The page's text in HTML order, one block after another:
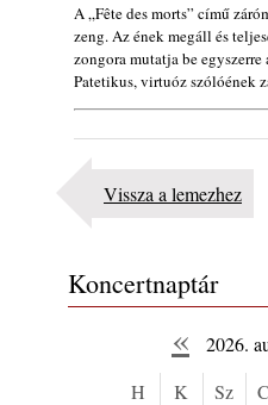
A „Fête des morts” című
zeng. Az ének megáll és
zongora mutatja be egyszerre
Patetikus, virtuóz szólóének
Vissza a lemezhez
Koncertnaptár
« 2026.
H K Sz